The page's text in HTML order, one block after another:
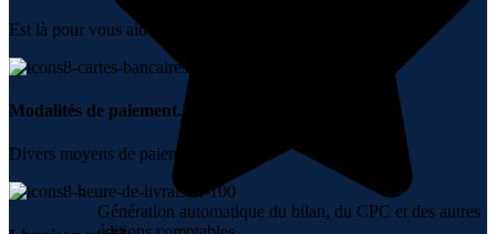
Génération automatique du bilan, du CPC et des autres
Est là pour vous aider.
Modalités de paiement.
Divers moyens de paiement.